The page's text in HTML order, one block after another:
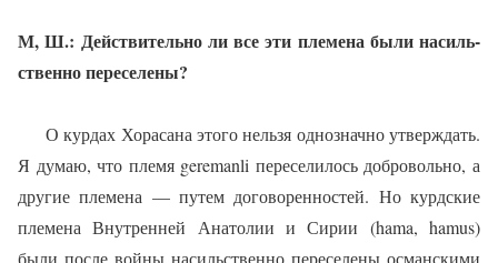
М, Ш.: Действительно ли все эти племена были насиль­
ственно переселены?
О курдах Хорасана этого нельзя однозначно утверждать.
Я думаю, что племя geremanli переселилось добровольно, а
другие племена — путем дого­воренностей. Но курдские
пле­мена Внутренней Анатолии и Сирии (hama,hamus)
были пос­ле войны насильственно пере­селены османскими